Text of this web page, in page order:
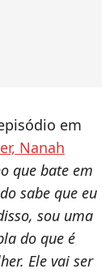
em
Nanah
que bate em
sabe que eu
sou uma
do que é
Ele vai ser